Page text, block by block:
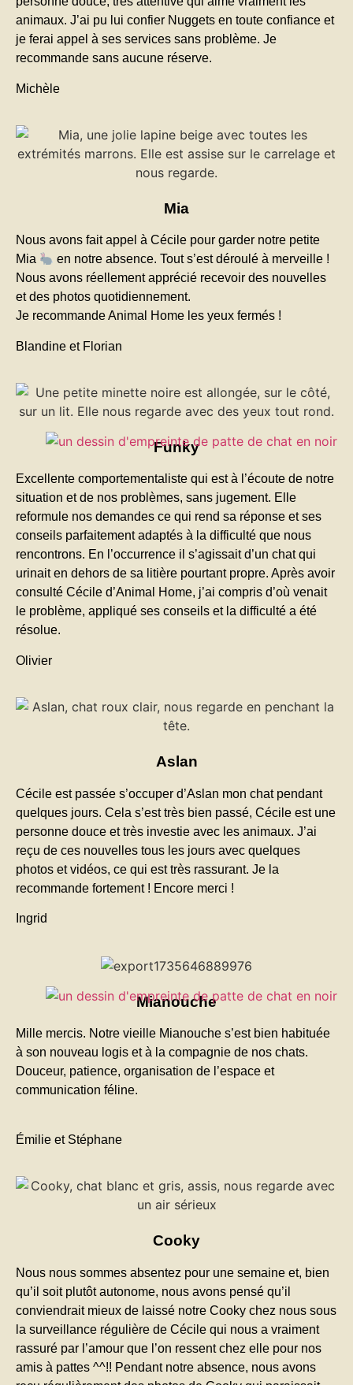
animaux. J’ai pu lui confier Nuggets en toute confiance et
je ferai appel à ses services sans problème. Je
recommande sans aucune réserve.
Michèle
Mia
Nous avons fait appel à Cécile pour garder notre petite
Mia
en notre absence. Tout s’est déroulé à merveille !
Nous avons réellement apprécié recevoir des nouvelles
et des photos quotidiennement.
Je recommande Animal Home les yeux fermés !
Blandine et Florian
Funky
Excellente comportementaliste qui est à l’écoute de notre
situation et de nos problèmes, sans jugement. Elle
reformule nos demandes ce qui rend sa réponse et ses
conseils parfaitement adaptés à la difficulté que nous
rencontrons. En l’occurrence il s’agissait d’un chat qui
urinait en dehors de sa litière pourtant propre. Après avoir
consulté Cécile d’Animal Home, j’ai compris d’où venait
le problème, appliqué ses conseils et la difficulté a été
résolue.
Olivier
Aslan
Cécile est passée s’occuper d’Aslan mon chat pendant
quelques jours. Cela s’est très bien passé, Cécile est une
personne douce et très investie avec les animaux. J’ai
reçu de ces nouvelles tous les jours avec quelques
photos et vidéos, ce qui est très rassurant. Je la
recommande fortement ! Encore merci !
Ingrid
Mianouche
Mille mercis. Notre vieille Mianouche s’est bien habituée
à son nouveau logis et à la compagnie de nos chats.
Douceur, patience, organisation de l’espace et
communication féline.
Émilie et Stéphane
Cooky
Nous nous sommes absentez pour une semaine et, bien
qu’il soit plutôt autonome, nous avons pensé qu’il
conviendrait mieux de laissé notre Cooky chez nous sous
la surveillance régulière de Cécile qui nous a vraiment
rassuré par l’amour que l’on ressent chez elle pour nos
amis à pattes ^^!! Pendant notre absence, nous avons